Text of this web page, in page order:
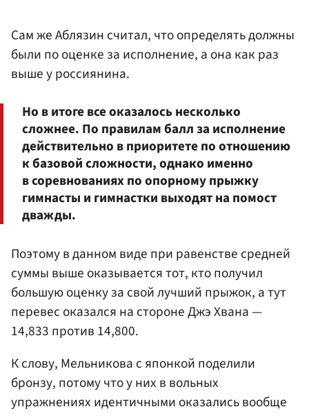
Сам же Аблязин считал, что определять должны
были по оценке за исполнение, а она как раз
выше у россиянина.
Но в итоге все оказалось несколько
сложнее. По правилам балл за исполнение
действительно в приоритете по отношению
к базовой сложности, однако именно
в соревнованиях по опорному прыжку
гимнасты и гимнастки выходят на помост
дважды.
Поэтому в данном виде при равенстве средней
суммы выше оказывается тот, кто получил
большую оценку за свой лучший прыжок, а тут
перевес оказался на стороне Джэ Хвана —
14,833 против 14,800.
К слову, Мельникова с японкой поделили
бронзу, потому что у них в вольных
упражнениях идентичными оказались вообще